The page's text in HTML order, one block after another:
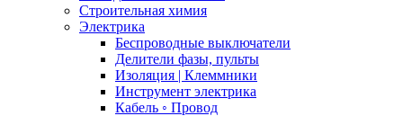
Строительная химия
Электрика
Беспроводные выключатели
Делители фазы, пульты
Изоляция | Клеммники
Инструмент электрика
Кабель ◦ Провод